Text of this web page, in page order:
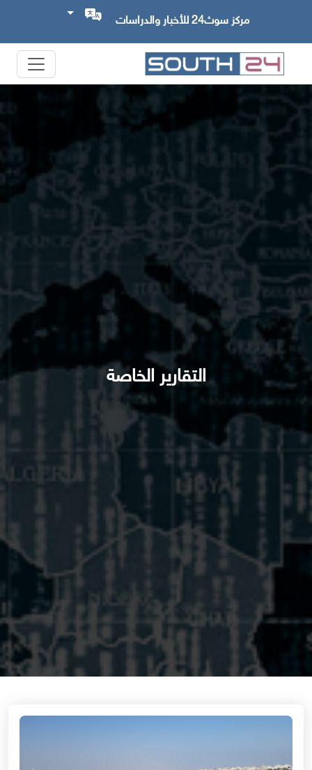
مركز سوث24 للأخبار والدراسات
التقارير الخاصة